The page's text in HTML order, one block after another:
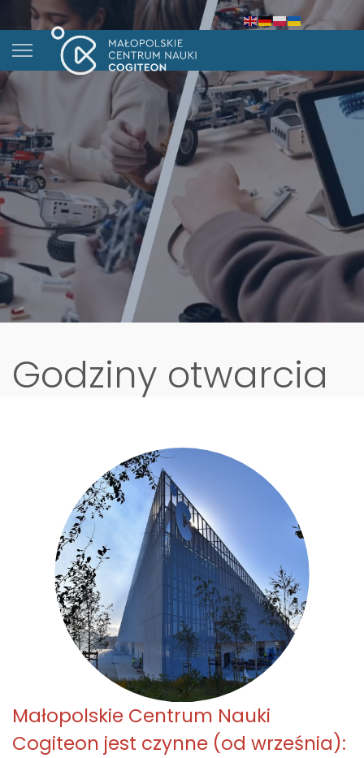
Godziny otwarcia
Małopolskie Centrum Nauki
Cogiteon jest czynne (od września):